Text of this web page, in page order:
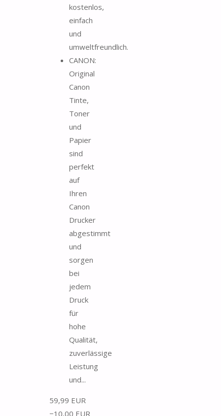
kostenlos,
einfach
und
umweltfreundlich.
CANON:
Original
Canon
Tinte,
Toner
und
Papier
sind
perfekt
auf
Ihren
Canon
Drucker
abgestimmt
und
sorgen
bei
jedem
Druck
für
hohe
Qualität,
zuverlässige
Leistung
und...
59,99 EUR
−10,00 EUR